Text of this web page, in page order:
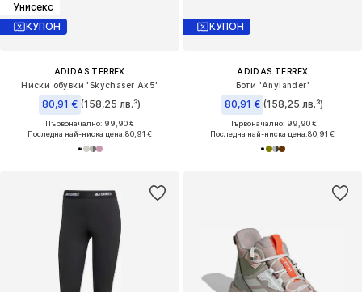
Унисекс
КУПОН
ADIDAS TERREX
Ниски обувки 'Skychaser Ax5'
80,91 € (158,25 лв.³)
Първоначално: 99,90 €
Последна най-ниска цена:80,91 €
КУПОН
ADIDAS TERREX
Боти 'Anylander'
80,91 € (158,25 лв.³)
Първоначално: 99,90 €
Последна най-ниска цена:80,91 €